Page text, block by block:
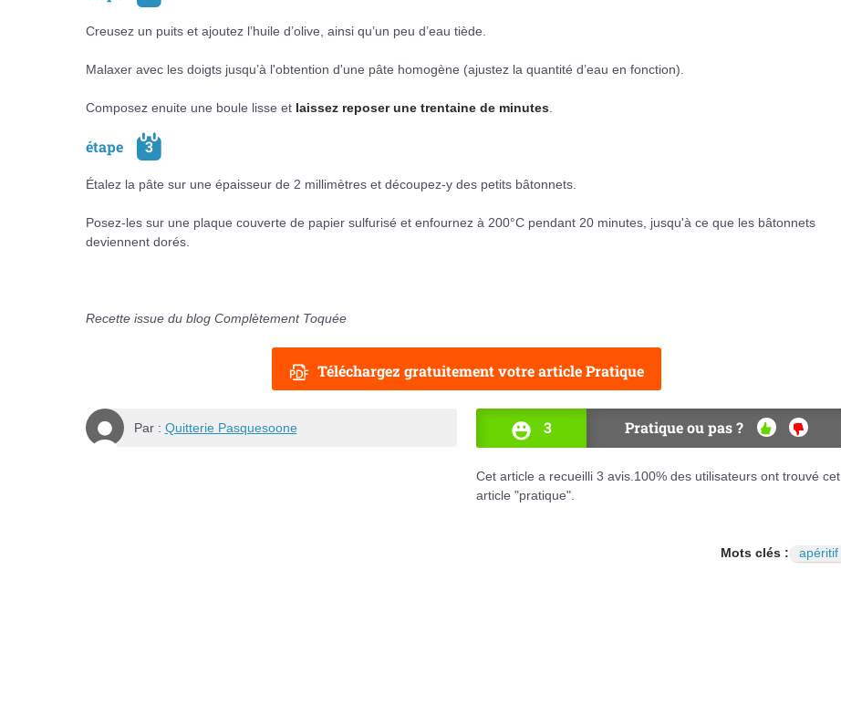
Creusez un puits et ajoutez l’huile d’olive, ainsi qu’un peu d’eau tiède.
Malaxer avec les doigts jusqu’à l'obtention d'une pâte homogène (ajustez la quantité d’eau en fonction).
Composez enuite une boule lisse et laissez reposer une trentaine de minutes.
étape 3
Étalez la pâte sur une épaisseur de 2 millimètres et découpez-y des petits bâtonnets.
Posez-les sur une plaque couverte de papier sulfurisé et enfournez à 200°C pendant 20 minutes, jusqu'à ce que les bâtonnets
deviennent dorés.
Recette issue du blog Complètement Toquée
Téléchargez gratuitement votre article Pratique
Par : Quitterie Pasquesoone 3 Pratique ou pas ?
OUI NON
Cet article a recueilli 3 avis.100% des utilisateurs ont trouvé cet
article "pratique".
Mots clés : apéritif